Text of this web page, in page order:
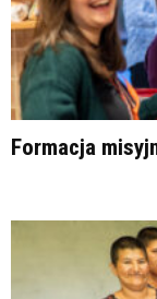
Formacja